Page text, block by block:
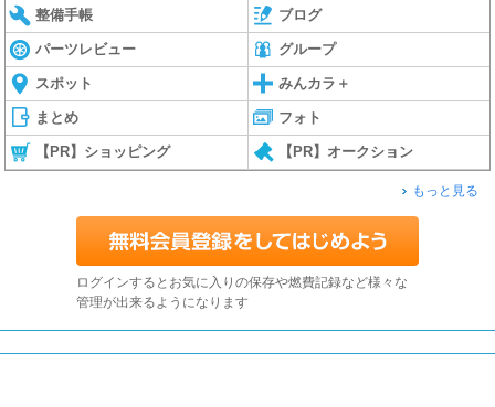
整備手帳 ブログ
パーツレビュー グループ
スポット みんカラ＋
まとめ フォト
【PR】ショッピング 【PR】オークション
もっと見る
ログインするとお気に入りの保存や燃費記録など様々な
管理が出来るようになります